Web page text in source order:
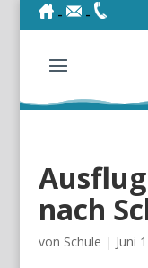
- -
nach
von Schule | Juni